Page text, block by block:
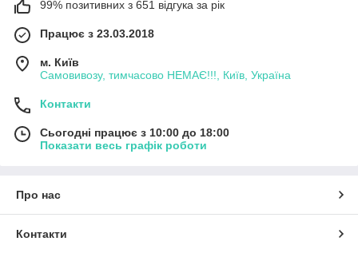
99% позитивних з 651 відгука за рік
Працює з 23.03.2018
м. Київ
Самовивозу, тимчасово НЕМАЄ!!!, Київ, Україна
Контакти
Сьогодні працює з 10:00 до 18:00
Показати весь графік роботи
Про нас
Контакти